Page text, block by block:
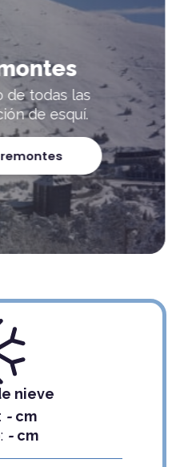
estación
la previsión de
y remontes, estado
de la nieve
Ver Previsión estación
nieve
-cm
-cm